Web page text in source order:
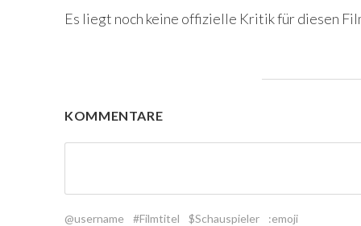
Es liegt noch keine offizielle Kritik für diesen
KOMMENTARE
@username #Filmtitel $Schauspieler :emoji